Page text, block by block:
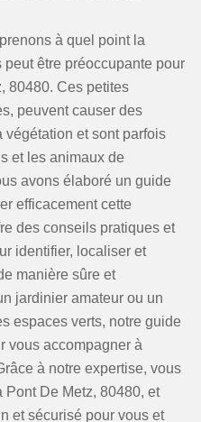
à quel point la
être préoccupante pour
80480. Ces petites
peuvent causer des
et sont parfois
et les animaux de
avons élaboré un guide
efficacement cette
des conseils pratiques et
identifier, localiser et
manière sûre et
jardinier amateur ou un
espaces verts, notre guide
vous accompagner à
à notre expertise, vous
Pont De Metz, 80480, et
et sécurisé pour vous et